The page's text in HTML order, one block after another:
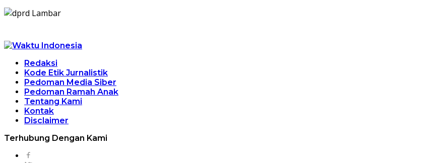
Redaksi
Kode Etik Jurnalistik
Pedoman Media Siber
Pedoman Ramah Anak
Tentang Kami
Kontak
Disclaimer
Terhubung Dengan Kami